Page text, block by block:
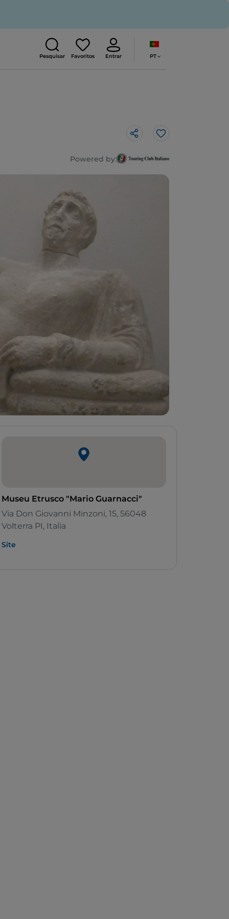
Pesquisar Favoritos Entrar PT
Gosto
Powered by:
Museu Etrusco "Mario Guarnacci"
Via Don Giovanni Minzoni, 15, 56048
Volterra PI, Italia
Site